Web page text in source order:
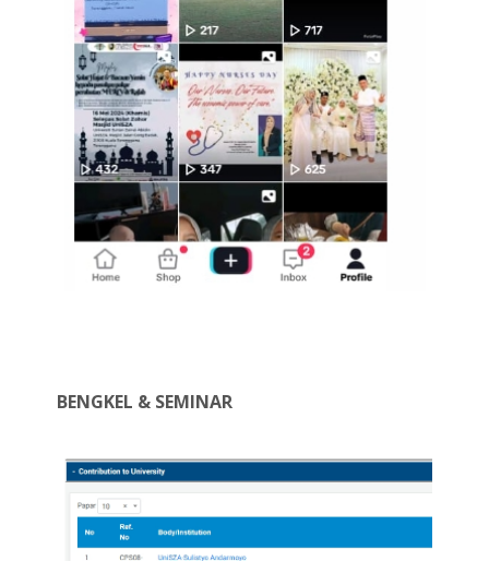
BENGKEL & SEMINAR